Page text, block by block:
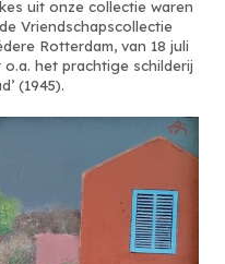
uit onze collectie waren
Vriendschapscollectie
Rotterdam, van 18 juli
het prachtige schilderij
(1945).